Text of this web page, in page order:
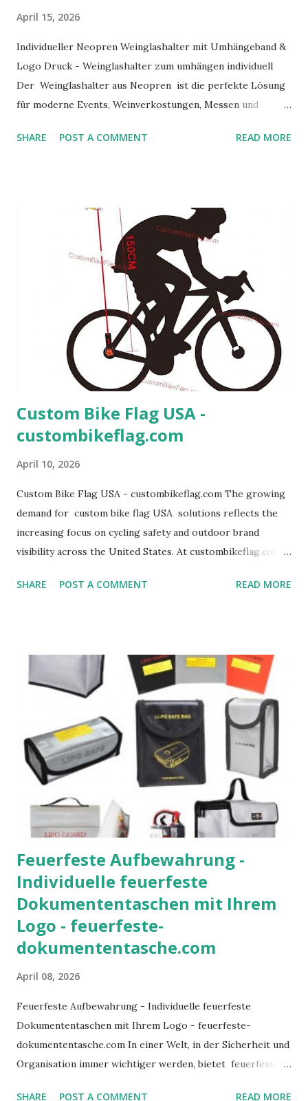
April 15, 2026
Individueller Neopren Weinglashalter mit Umhängeband &
Logo Druck - Weinglashalter zum umhängen individuell
Der Weinglashalter aus Neopren ist die perfekte Lösung
für moderne Events, Weinverkostungen, Messen und
Werbeartikel bietet er maximale Sichtbarkeit für Ihre
Weinglashalter geeignet. Durch das hochwertige
Neopren-Material sind sie leicht, flexibel und angenehm zu
tragen. Der Weinglashalter zum Umhängen ist besonders
beliebt bei Veranstaltungen, bei denen Gäste ihre Hände
frei haben möchten. Als Weinglas Lanyard bietet er eine
praktische und stilvolle Lösung für jede Art von Event.
Besonders im Bereich Weinglashalter für Events ,
Weinglashalter für Messen und Weinverkostungen ist
dieses Produkt...
SHARE POST A COMMENT READ MORE
Custom Bike Flag USA -
custombikeflag.com
April 10, 2026
Custom Bike Flag USA - custombikeflag.com The growing
demand for custom bike flag USA solutions reflects the
increasing focus on cycling safety and outdoor brand
visibility across the United States. At custombikeflag.com,
customizable flag systems designed for both promotional
activities. Designed for maximum visibility, each flag
ensures riders are easily seen in traffic, significantly
improving overall road safety. As a professional bike flag
manufacturer , we provide OEM and ODM services for
brands, distributors, and promotional companies across
the USA market. Our printed bike flag with fiberglass pole
ensures strong durability, weather resistance, and long-
term outdoor performance. Businesses and organization...
SHARE POST A COMMENT READ MORE
Feuerfeste Aufbewahrung -
Individuelle feuerfeste
Dokumententaschen mit Ihrem
Logo - feuerfeste-
dokumententasche.com
April 08, 2026
Feuerfeste Aufbewahrung - Individuelle feuerfeste
Dokumententaschen mit Ihrem Logo - feuerfeste-
dokumententasche.com In einer Welt, in der Sicherheit und
Organisation immer wichtiger werden, bietet feuerfeste
SHARE POST A COMMENT READ MORE